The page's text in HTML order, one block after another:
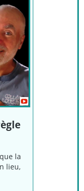
la
lieu,